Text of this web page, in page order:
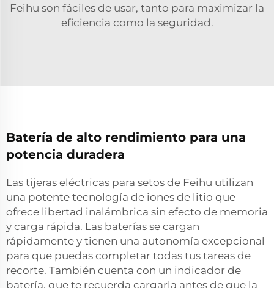
Feihu son fáciles de usar, tanto para maximizar la
eficiencia como la seguridad.
Batería de alto rendimiento para una
potencia duradera
Las tijeras eléctricas para setos de Feihu utilizan
una potente tecnología de iones de litio que
ofrece libertad inalámbrica sin efecto de memoria
y carga rápida. Las baterías se cargan
rápidamente y tienen una autonomía excepcional
para que puedas completar todas tus tareas de
recorte. También cuenta con un indicador de
batería, que te recuerda cargarla antes de que la